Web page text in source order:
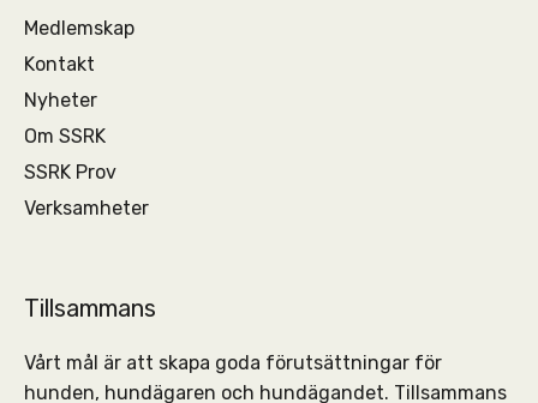
Medlemskap
Kontakt
Nyheter
Om SSRK
SSRK Prov
Verksamheter
Tillsammans
Vårt mål är att skapa goda förutsättningar för
hunden, hundägaren och hundägandet. Tillsammans